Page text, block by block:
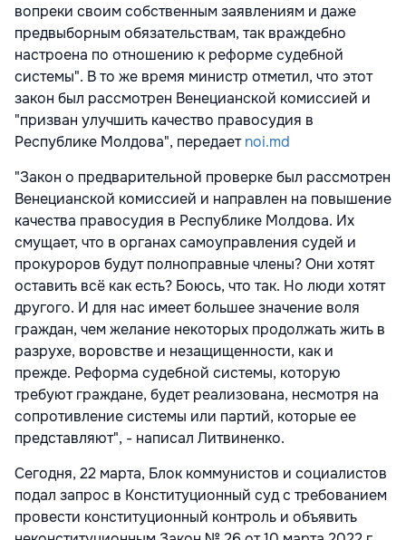
вопреки своим собственным заявлениям и даже
предвыборным обязательствам, так враждебно
настроена по отношению к реформе судебной
системы". В то же время министр отметил, что этот
закон был рассмотрен Венецианской комиссией и
"призван улучшить качество правосудия в
Республике Молдова", передаетnoi.md
"Закон о предварительной проверке был рассмотрен
Венецианской комиссией и направлен на повышение
качества правосудия в Республике Молдова. Их
смущает, что в органах самоуправления судей и
прокуроров будут полноправные члены? Они хотят
оставить всё как есть? Боюсь, что так. Но люди хотят
другого. И для нас имеет большее значение воля
граждан, чем желание некоторых продолжать жить в
разрухе, воровстве и незащищенности, как и
прежде. Реформа судебной системы, которую
требуют граждане, будет реализована, несмотря на
сопротивление системы или партий, которые ее
представляют", - написал Литвиненко.
Сегодня, 22 марта, Блок коммунистов и социалистов
подал запрос в Конституционный суд с требованием
провести конституционный контроль и объявить